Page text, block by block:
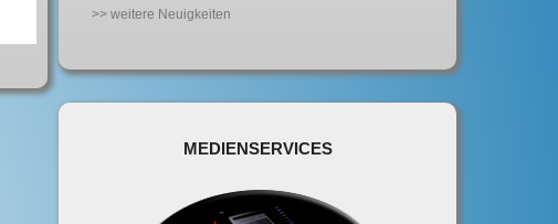
>> weitere Neuigkeiten
MEDIENSERVICES